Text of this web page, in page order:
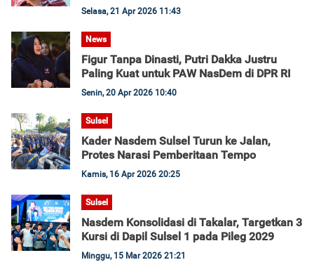
Selasa, 21 Apr 2026 11:43
News
Figur Tanpa Dinasti, Putri Dakka Justru
Paling Kuat untuk PAW NasDem di DPR RI
Senin, 20 Apr 2026 10:40
Sulsel
Kader Nasdem Sulsel Turun ke Jalan,
Protes Narasi Pemberitaan Tempo
Kamis, 16 Apr 2026 20:25
Sulsel
Nasdem Konsolidasi di Takalar, Targetkan 3
Kursi di Dapil Sulsel 1 pada Pileg 2029
Minggu, 15 Mar 2026 21:21